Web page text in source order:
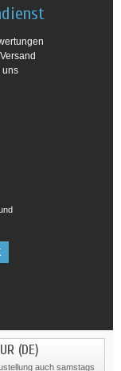
uns
(DE)
auch samstags